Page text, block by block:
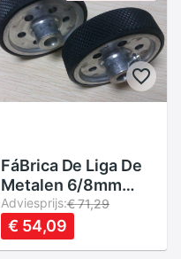
FáBrica De Liga De
Metalen 6/8mm
Largura Da Roda
65mm 18mm Hub
Robot Bruck RC O
Adviesprijs:€ 71,29
€ 54,09